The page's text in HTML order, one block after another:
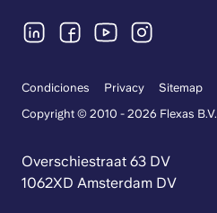
Condiciones Privacy
Sitemap
Copyright © 2010 - 2026 Flexas B.V.
Overschiestraat 63 DV
1062XD Amsterdam DV